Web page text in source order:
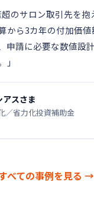
超のサロン取引先を
から3カ年の付加価
申請に必要な数値設
スさま
／省力化投資補助金
べての事例を見る →